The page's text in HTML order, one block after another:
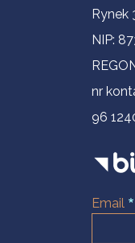
Rynek
NIP:
nr
96
Email